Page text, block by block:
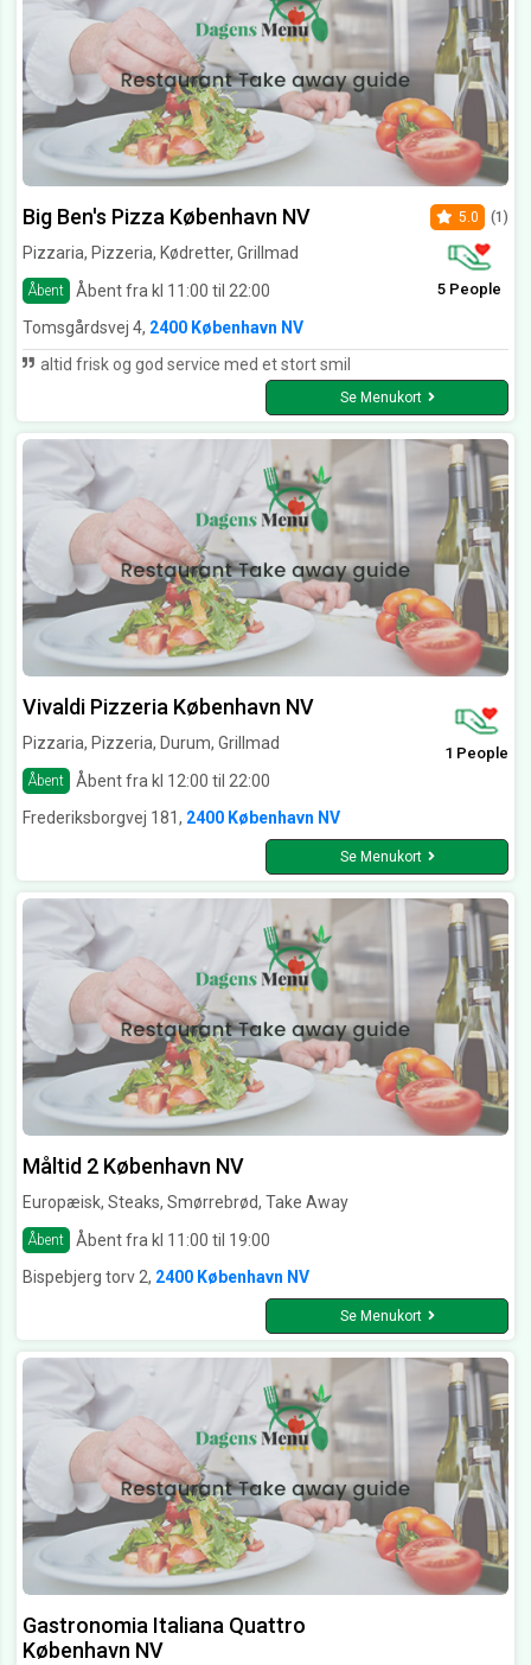
Big Ben's Pizza København NV
Pizzaria, Pizzeria, Kødretter, Grillmad
Åbent Åbent fra kl 11:00 til 22:00
5.0 (1)
5 People
Tomsgårdsvej 4, 2400 København NV
altid frisk og god service med et stort smil
Se Menukort
Vivaldi Pizzeria København NV
Pizzaria, Pizzeria, Durum, Grillmad
Åbent Åbent fra kl 12:00 til 22:00
1 People
Frederiksborgvej 181, 2400 København NV
Se Menukort
Måltid 2 København NV
Europæisk, Steaks, Smørrebrød, Take Away
Åbent
Åbent fra kl 11:00 til 19:00
Bispebjerg torv 2, 2400 København NV
Se Menukort
Gastronomia Italiana Quattro
København NV